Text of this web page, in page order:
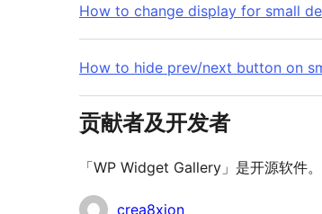
How to change display for small
How to hide prev/next button on
贡献者及开发者
「WP Widget Gallery」是开源软件
贡
crea8xion